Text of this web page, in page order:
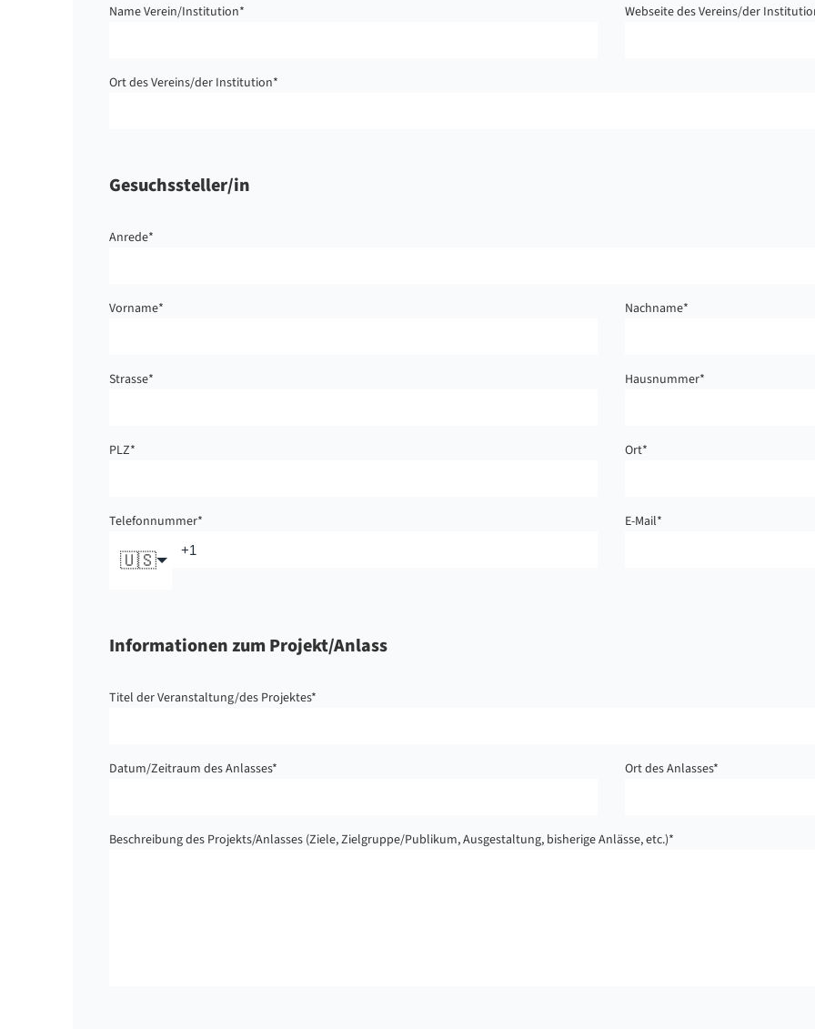
Name Verein/Institution* Webseite des Vereins/der
Ort des Vereins/der Institution*
Gesuchssteller/in
Anrede*
Vorname* Nachname*
Strasse* Hausnummer*
PLZ* Ort*
Telefonnummer*
🇺🇸
E-Mail*
Informationen zum Projekt/Anlass
Titel der Veranstaltung/des Projektes*
Datum/Zeitraum des Anlasses* Ort des Anlasses*
Beschreibung des Projekts/Anlasses (Ziele, Zielgruppe/Publikum, Ausgestaltung, bisherige Anlässe, etc.)*